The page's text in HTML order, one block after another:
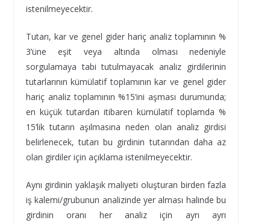
istenilmeyecektir.
Tutarı, kar ve genel gider hariç analiz toplamının %
3’üne eşit veya altında olması nedeniyle
sorgulamaya tabi tutulmayacak analiz girdilerinin
tutarlarının kümülatif toplamının kar ve genel gider
hariç analiz toplamının %15’ini aşması durumunda;
en küçük tutardan itibaren kümülatif toplamda %
15’lik tutarın aşılmasına neden olan analiz girdisi
belirlenecek, tutarı bu girdinin tutarından daha az
olan girdiler için açıklama istenilmeyecektir.
Aynı girdinin yaklaşık maliyeti oluşturan birden fazla
iş kalemi/grubunun analizinde yer alması halinde bu
girdinin oranı her analiz için ayrı ayrı